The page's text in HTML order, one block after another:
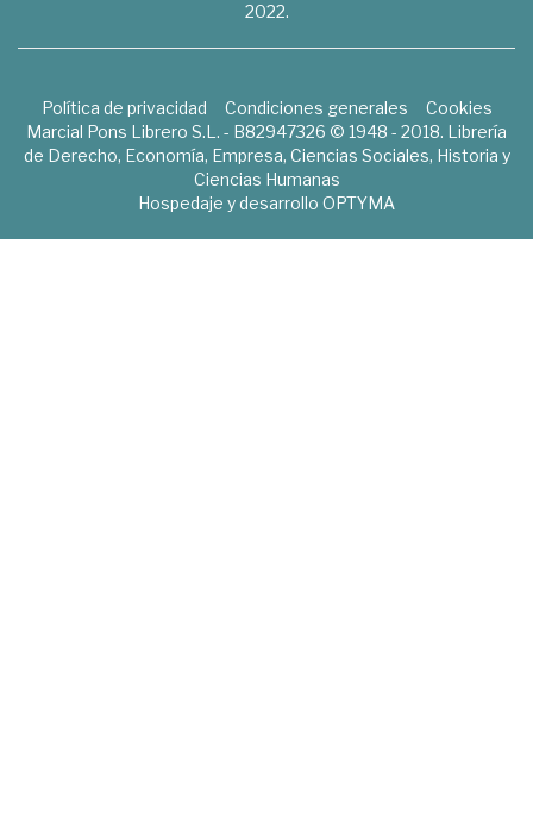
2022.
Política de privacidad Condiciones generales
Cookies
Marcial Pons Librero S.L. - B82947326 © 1948 - 2018. Librería
de Derecho, Economía, Empresa, Ciencias Sociales, Historia y
Ciencias Humanas
Hospedaje y desarrollo OPTYMA